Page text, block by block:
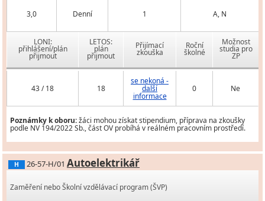
3,0 Denní 1 A, N
LONI:
přihlášení/plán
přijmout
LETOS:
plán
přijmout
Přijímací
zkouška
Roční
školné
Možnost
studia pro
ZP
43 / 18 18
se nekoná -
další
informace
0 Ne
Poznámky k oboru:žáci mohou získat stipendium, příprava na zkoušky
podle NV 194/2022 Sb., část OV probíhá v reálném pracovním prostředí.
H 26-57-H/01 Autoelektrikář
Zaměření nebo Školní vzdělávací program (ŠVP)